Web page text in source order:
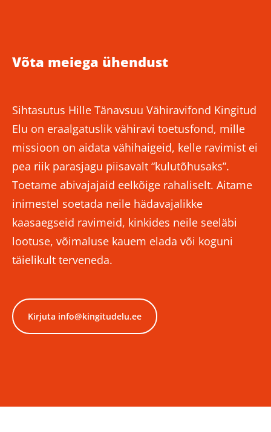
Võta meiega ühendust
Sihtasutus Hille Tänavsuu Vähiravifond Kingitud
Elu on eraalgatuslik vähiravi toetusfond, mille
missioon on aidata vähihaigeid, kelle ravimist ei
pea riik parasjagu piisavalt “kulutõhusaks”.
Toetame abivajajaid eelkõige rahaliselt. Aitame
inimestel soetada neile hädavajalikke
kaasaegseid ravimeid, kinkides neile seeläbi
lootuse, võimaluse kauem elada või koguni
täielikult terveneda.
Kirjuta info@kingitudelu.ee